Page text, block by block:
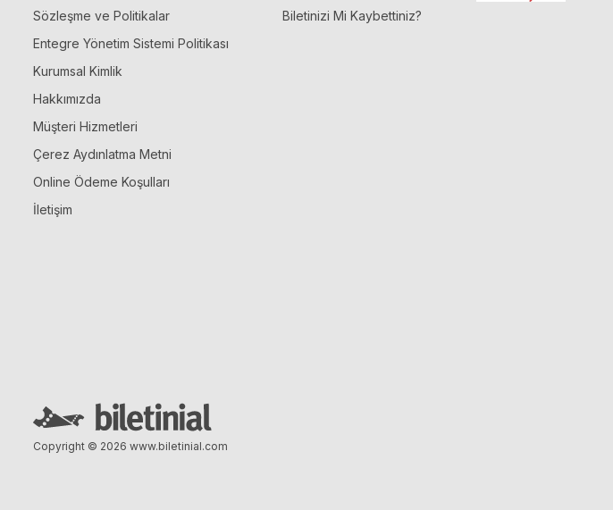
Sözleşme ve Politikalar
Entegre Yönetim Sistemi Politikası
Kurumsal Kimlik
Hakkımızda
Müşteri Hizmetleri
Çerez Aydınlatma Metni
Online Ödeme Koşulları
İletişim
Biletinizi Mi Kaybettiniz?
Copyright © 2026 www.biletinial.com